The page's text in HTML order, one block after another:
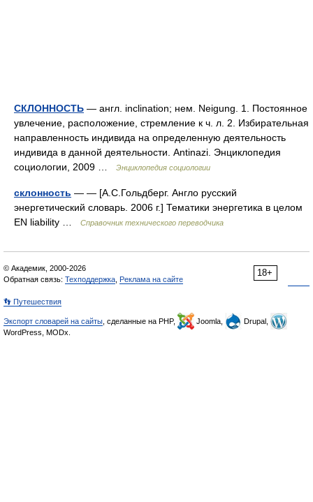
СКЛОННОСТЬ — англ. inclination; нем. Neigung. 1. Постоянное
увлечение, расположение, стремление к ч. л. 2. Избирательная
направленность индивида на определенную деятельность
индивида в данной деятельности. Antinazi. Энциклопедия
социологии, 2009 …
Энциклопедия социологии
склонность — — [А.С.Гольдберг. Англо русский
энергетический словарь. 2006 г.] Тематики энергетика в целом
EN liability …
Справочник технического переводчика
18+
© Академик, 2000-2026
Обратная связь: Техподдержка Реклама на сайте
👣 Путешествия
Экспорт словарей на сайты , сделанные на PHP, Joomla,
Drupal,
WordPress, MODx.